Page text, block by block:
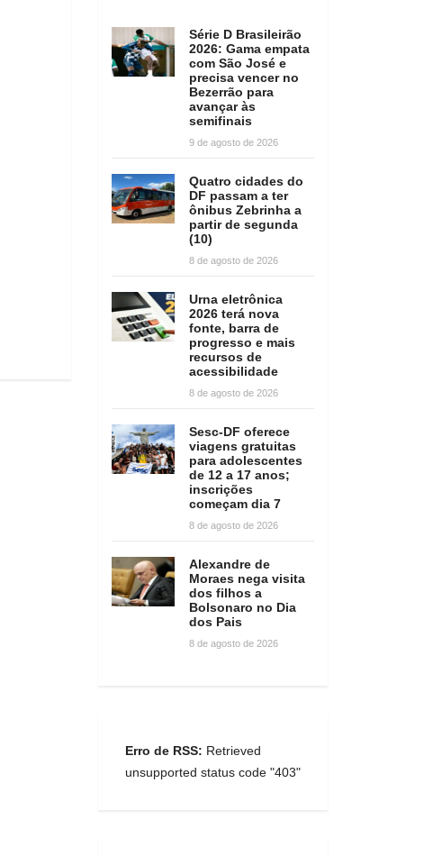
Série D Brasileirão
2026: Gama empata
com São José e
precisa vencer no
Bezerrão para
avançar às
semifinais
9 de agosto de 2026
Quatro cidades do
DF passam a ter
ônibus Zebrinha a
partir de segunda
(10)
8 de agosto de 2026
Urna eletrônica
2026 terá nova
fonte, barra de
progresso e mais
recursos de
acessibilidade
8 de agosto de 2026
Sesc-DF oferece
viagens gratuitas
para adolescentes
de 12 a 17 anos;
inscrições
começam dia 7
8 de agosto de 2026
Alexandre de
Moraes nega visita
dos filhos a
Bolsonaro no Dia
dos Pais
8 de agosto de 2026
Erro de RSS: Retrieved
unsupported status code "403"